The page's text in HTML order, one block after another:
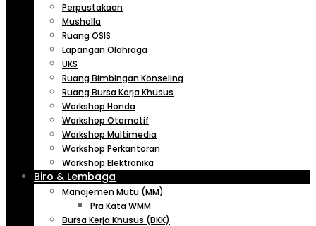
Perpustakaan
Musholla
Ruang OSIS
Lapangan Olahraga
UKS
Ruang Bimbingan Konseling
Ruang Bursa Kerja Khusus
Workshop Honda
Workshop Otomotif
Workshop Multimedia
Workshop Perkantoran
Workshop Elektronika
Biro & Lembaga
Manajemen Mutu (MM)
Pra Kata WMM
Bursa Kerja Khusus (BKK)